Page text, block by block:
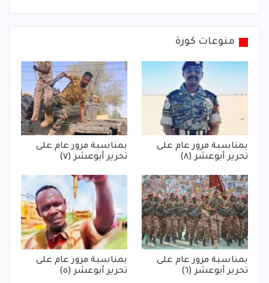
منوعات كورة
بمناسبة مرور عام على
تحرير أبوعشر (٨)
بمناسبة مرور عام على
تحرير أبوعشر (٧)
بمناسبة مرور عام على
تحرير أبوعشر (٦)
بمناسبة مرور عام على
تحرير أبوعشر (٥)